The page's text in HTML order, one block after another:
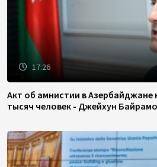
17:26
Акт об амнистии в Азербайджане
тысяч человек - Джейхун